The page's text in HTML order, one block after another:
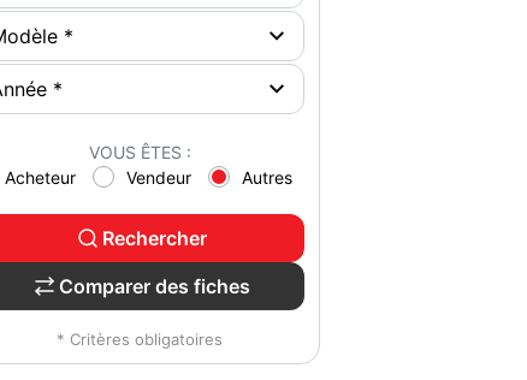
VOUS ÊTES :
Acheteur
Vendeur Autres
Rechercher
Comparer des fiches
* Critères obligatoires